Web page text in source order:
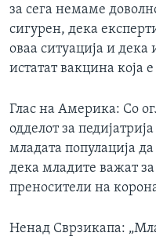
за сега немаме
сигурен, дека
оваа ситуација и дека
истатат вакцина која
Глас на Америка: Со
одделот за
младата популација
дека младите важат
преносители на
Ненад Сврзикапа: